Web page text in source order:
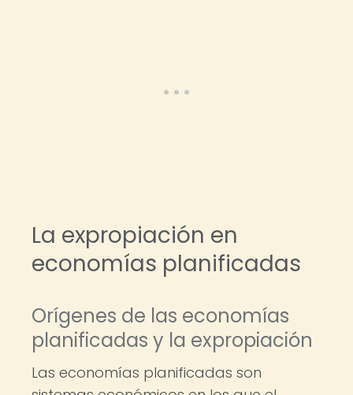
La expropiación en
economías planificadas
Orígenes de las economías
planificadas y la expropiación
Las economías planificadas son